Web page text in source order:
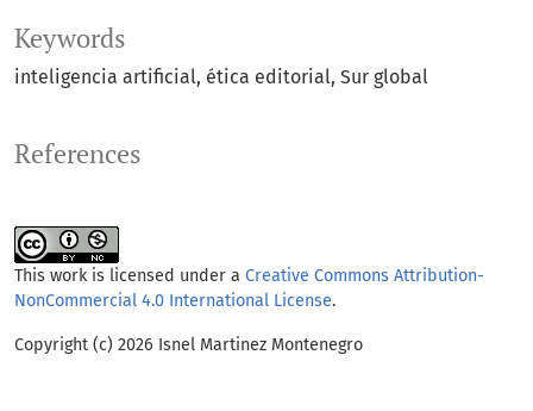
Keywords
inteligencia artificial ética editorial Sur global
References
This work is licensed under a Creative Commons Attribution-
NonCommercial 4.0 International License.
Copyright (c) 2026 Isnel Martinez Montenegro